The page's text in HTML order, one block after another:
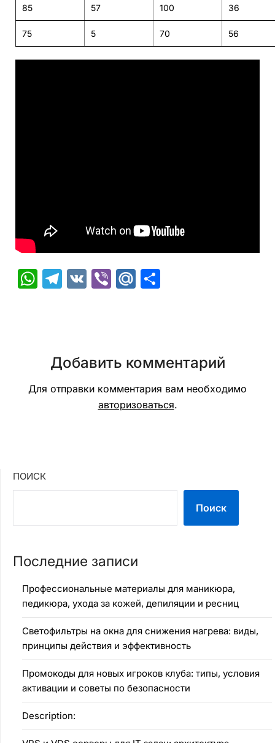
85 57 100 36
75 5 70 56
WhatsApp
Telegram
VK ViberMail.Ru
Добавить комментарий
Для отправки комментария вам необходимо
авторизоваться.
ПОИСК
Поиск
Последние записи
Профессиональные материалы для маникюра,
педикюра, ухода за кожей, депиляции и ресниц
Светофильтры на окна для снижения нагрева: виды,
принципы действия и эффективность
Промокоды для новых игроков клуба: типы, условия
активации и советы по безопасности
Description: